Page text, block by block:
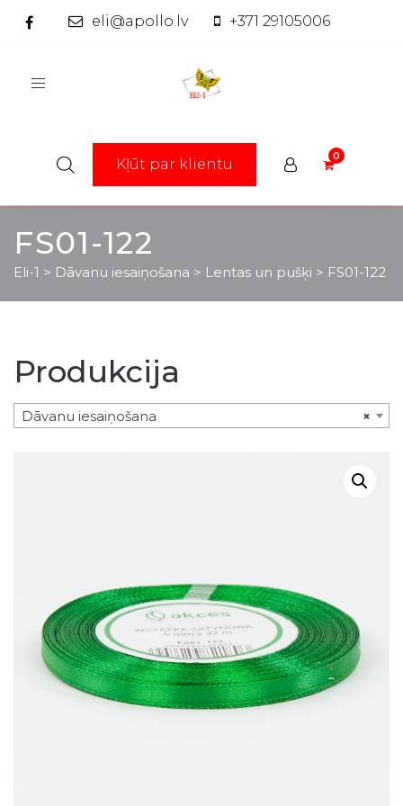
eli@apollo.lv +371 29105006
Toggle
Kļūt par klientu
FS01-122
Eli-1 > Dāvanu iesaiņošana > Lentas un pušķi > FS01-122
Produkcija
×
Dāvanu iesaiņošana